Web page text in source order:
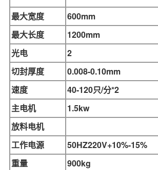
最大宽度
600mm
最大长度
1200mm
光电
2
切封厚度
0.008-0.10mm
速度
40-120只/分*2
主电机
1.5kw
放料电机
工作电源
50HZ220V+10%-15%
重量
900kg